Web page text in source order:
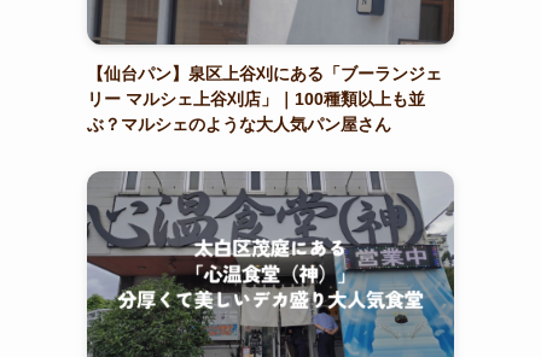
【仙台パン】泉区上谷刈にある「ブーランジェ
リー マルシェ上谷刈店」｜100種類以上も並
ぶ？マルシェのような大人気パン屋さん